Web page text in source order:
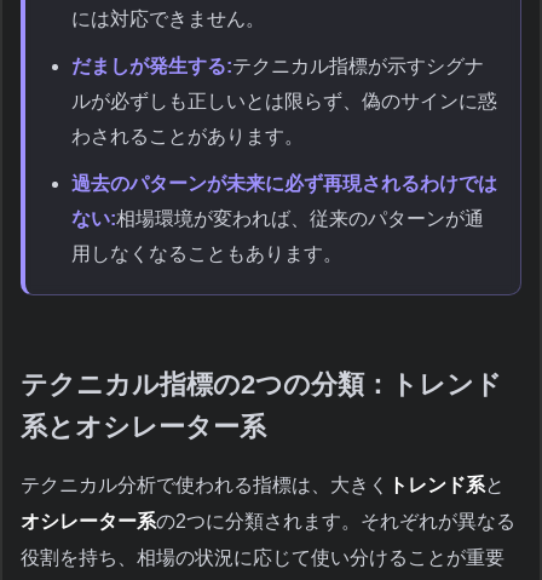
には対応できません。
だましが発生する:テクニカル指標が示すシグナ
ルが必ずしも正しいとは限らず、偽のサインに惑
わされることがあります。
過去のパターンが未来に必ず再現されるわけでは
ない:相場環境が変われば、従来のパターンが通
用しなくなることもあります。
テクニカル指標の2つの分類：トレンド
系とオシレーター系
テクニカル分析で使われる指標は、大きく トレンド系と
オシレーター系の2つに分類されます。それぞれが異なる
役割を持ち、相場の状況に応じて使い分けることが重要